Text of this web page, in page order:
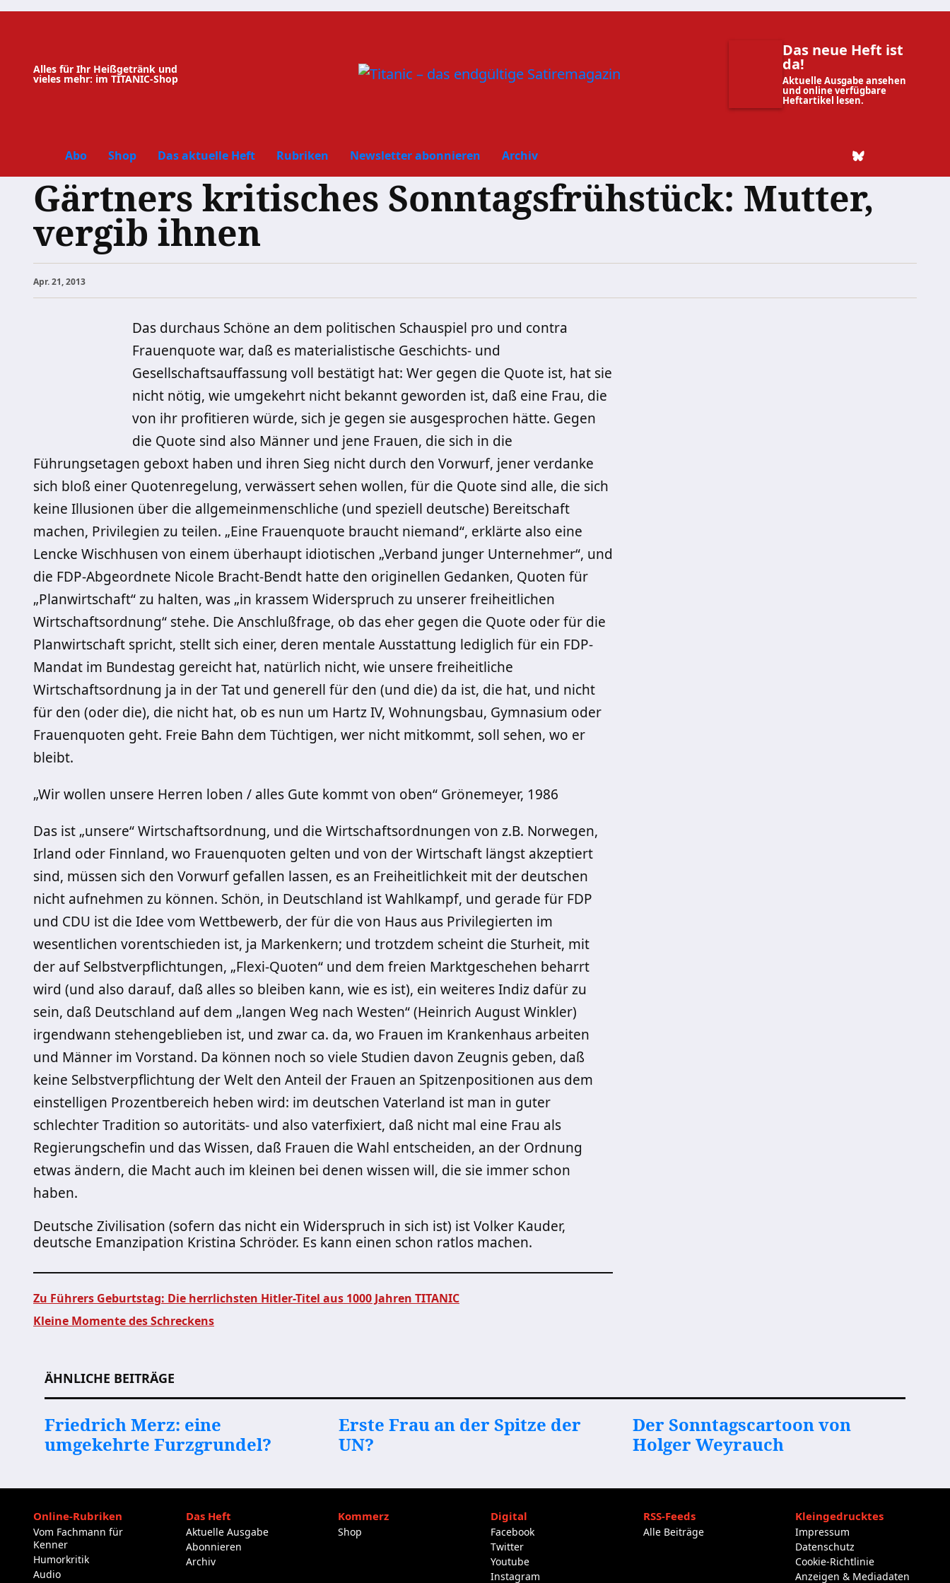
Zum
Alles für Ihr Heißgetränk und
vieles mehr: im TITANIC-Shop
Das neue Heft ist
da!
Aktuelle Ausgabe ansehen
und online verfügbare
Heftartikel lesen.
Abo Shop Das aktuelle Heft Rubriken Newsletter abonnieren Archiv
Gärtners kritisches Sonntagsfrühstück: Mutter,
vergib ihnen
Apr. 21, 2013
Das durchaus Schöne an dem politischen Schauspiel pro und contra
Frauenquote war, daß es materialistische Geschichts- und
Gesellschaftsauffassung voll bestätigt hat: Wer gegen die Quote ist, hat sie
nicht nötig, wie umgekehrt nicht bekannt geworden ist, daß eine Frau, die
von ihr profitieren würde, sich je gegen sie ausgesprochen hätte. Gegen
die Quote sind also Männer und jene Frauen, die sich in die
Führungsetagen geboxt haben und ihren Sieg nicht durch den Vorwurf, jener verdanke
sich bloß einer Quotenregelung, verwässert sehen wollen, für die Quote sind alle, die sich
keine Illusionen über die allgemeinmenschliche (und speziell deutsche) Bereitschaft
machen, Privilegien zu teilen. „Eine Frauenquote braucht niemand“, erklärte also eine
Lencke Wischhusen von einem überhaupt idiotischen „Verband junger Unternehmer“, und
die FDP-Abgeordnete Nicole Bracht-Bendt hatte den originellen Gedanken, Quoten für
„Planwirtschaft“ zu halten, was „in krassem Widerspruch zu unserer freiheitlichen
Wirtschaftsordnung“ stehe. Die Anschlußfrage, ob das eher gegen die Quote oder für die
Planwirtschaft spricht, stellt sich einer, deren mentale Ausstattung lediglich für ein FDP-
Mandat im Bundestag gereicht hat, natürlich nicht, wie unsere freiheitliche
Wirtschaftsordnung ja in der Tat und generell für den (und die) da ist, die hat, und nicht
für den (oder die), die nicht hat, ob es nun um Hartz IV, Wohnungsbau, Gymnasium oder
Frauenquoten geht. Freie Bahn dem Tüchtigen, wer nicht mitkommt, soll sehen, wo er
bleibt.
„Wir wollen unsere Herren loben / alles Gute kommt von oben“ Grönemeyer, 1986
Das ist „unsere“ Wirtschaftsordnung, und die Wirtschaftsordnungen von z.B. Norwegen,
Irland oder Finnland, wo Frauenquoten gelten und von der Wirtschaft längst akzeptiert
sind, müssen sich den Vorwurf gefallen lassen, es an Freiheitlichkeit mit der deutschen
nicht aufnehmen zu können. Schön, in Deutschland ist Wahlkampf, und gerade für FDP
und CDU ist die Idee vom Wettbewerb, der für die von Haus aus Privilegierten im
wesentlichen vorentschieden ist, ja Markenkern; und trotzdem scheint die Sturheit, mit
der auf Selbstverpflichtungen, „Flexi-Quoten“ und dem freien Marktgeschehen beharrt
wird (und also darauf, daß alles so bleiben kann, wie es ist), ein weiteres Indiz dafür zu
sein, daß Deutschland auf dem „langen Weg nach Westen“ (Heinrich August Winkler)
irgendwann stehengeblieben ist, und zwar ca. da, wo Frauen im Krankenhaus arbeiten
und Männer im Vorstand. Da können noch so viele Studien davon Zeugnis geben, daß
keine Selbstverpflichtung der Welt den Anteil der Frauen an Spitzenpositionen aus dem
einstelligen Prozentbereich heben wird: im deutschen Vaterland ist man in guter
schlechter Tradition so autoritäts- und also vaterfixiert, daß nicht mal eine Frau als
Regierungschefin und das Wissen, daß Frauen die Wahl entscheiden, an der Ordnung
etwas ändern, die Macht auch im kleinen bei denen wissen will, die sie immer schon
haben.
Deutsche Zivilisation (sofern das nicht ein Widerspruch in sich ist) ist Volker Kauder,
deutsche Emanzipation Kristina Schröder. Es kann einen schon ratlos machen.
Zu Führers Geburtstag: Die herrlichsten Hitler-Titel aus 1000 Jahren TITANIC
Kleine Momente des Schreckens
ÄHNLICHE BEITRÄGE
Friedrich Merz: eine
umgekehrte Furzgrundel?
Erste Frau an der Spitze der
UN?
Der Sonntagscartoon von
Holger Weyrauch
Online-Rubriken
Vom Fachmann für
Kenner
Humorkritik
Audio
Das Heft
Aktuelle Ausgabe
Abonnieren
Archiv
Kommerz
Shop
Digital
Facebook
Twitter
Youtube
Instagram
RSS-Feeds
Alle Beiträge
Kleingedrucktes
Impressum
Datenschutz
Cookie-Richtlinie
Anzeigen & Mediadaten